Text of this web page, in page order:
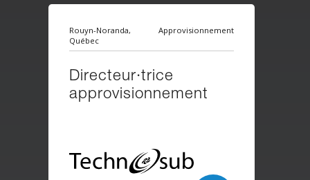
Rouyn-Noranda,
Québec
Approvisionnement
Directeur·trice
approvisionnement